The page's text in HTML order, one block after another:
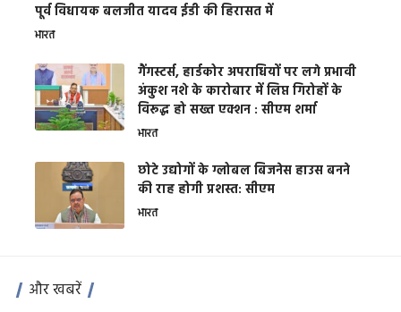
पूर्व विधायक बलजीत यादव ईडी की हिरासत में
भारत
गैंगस्टर्स, हार्डकोर अपराधियों पर लगे प्रभावी
अंकुश नशे के कारोबार में लिप्त गिरोहों के
विरूद्ध हो सख्त एक्शन : सीएम शर्मा
भारत
छोटे उद्योगों के ग्लोबल बिजनेस हाउस बनने
की राह होगी प्रशस्त: सीएम
भारत
और खबरें